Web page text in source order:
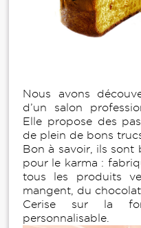
Nous avons
d’un salon
Elle propose des
de plein de bons
Bon à savoir, ils sont
pour le karma :
tous les produits
mangent, du
Cerise sur la
personnalisable.